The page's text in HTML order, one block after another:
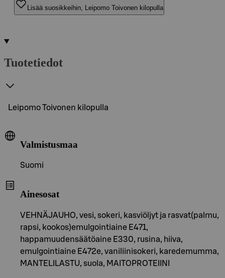
Lisää suosikkeihin, Leipomo Toivonen kilopulla
Tuotetiedot
Leipomo Toivonen kilopulla
Valmistusmaa
Suomi
Ainesosat
VEHNÄJAUHO, vesi, sokeri, kasviöljyt ja rasvat(palmu,
rapsi, kookos)emulgointiaine E471,
happamuudensäätöaine E330, rusina, hiiva,
emulgointiaine E472e, vaniliinisokeri, karedemumma,
MANTELILASTU, suola, MAITOPROTEIINI